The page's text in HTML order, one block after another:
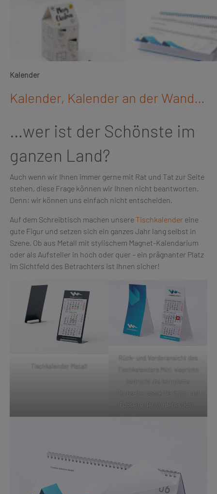
Kalender
Kalender, Kalender an der Wand…
…wer ist der Schönste im
ganzen Land?
Auch wenn wir Ihnen immer gerne mit Rat und Tat zur Seite
stehen, diese Frage können wir Ihnen nicht beantworten.
Denn: wir können uns einfach nicht entscheiden.
Auf dem Schreibtisch machen unsere Tischkalender eine
gute Figur und setzen sich ein ganzes Jahr lang selbst in
Szene. Ob aus Metall mit stylischem Magnet-Kalendarium
oder als Aufsteller in hoch oder quer – ein prägnanter Platz
im Sichtfeld des Betrachters ist Ihnen sicher!
Tischkalender Metall
Rück- und Vorderansicht des
Tischkalenders Mini. viaprinto
bedruckt die komplette
Rückseite, sowie die Kopf- und
Fußseite der Vorderansicht.